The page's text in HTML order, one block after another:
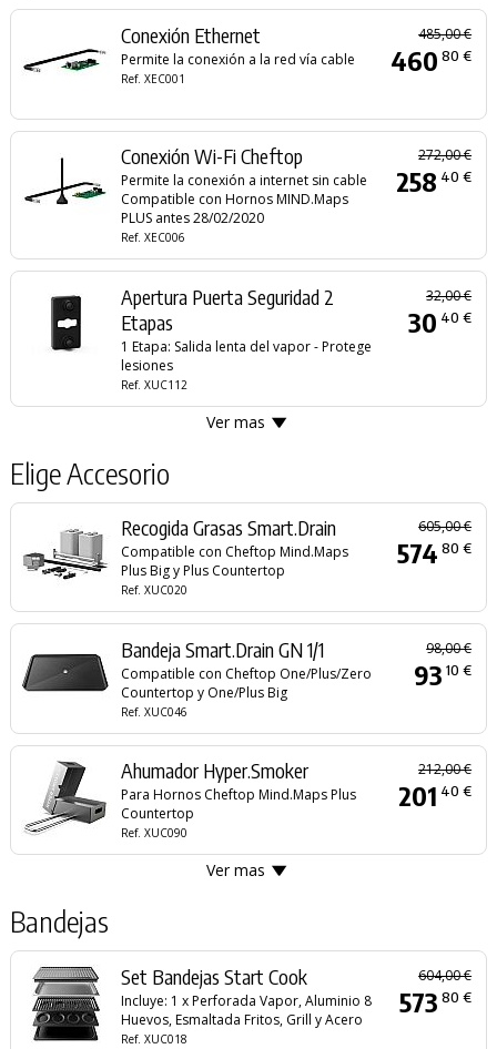
Conexión Ethernet
Permite la conexión a la red vía cable
Ref. XEC001
485,00 €
460 80 €
Conexión Wi-Fi Cheftop
Permite la conexión a internet sin cable
Compatible con Hornos MIND.Maps
PLUS antes 28/02/2020
Ref. XEC006
272,00 €
258 40 €
Apertura Puerta Seguridad 2
Etapas
1 Etapa: Salida lenta del vapor - Protege
lesiones
Ref. XUC112
32,00 €
30 40 €
Ver mas
Elige Accesorio
Recogida Grasas Smart.Drain
Compatible con Cheftop Mind.Maps
Plus Big y Plus Countertop
Ref. XUC020
605,00 €
574 80 €
Bandeja Smart.Drain GN 1/1
Compatible con Cheftop One/Plus/Zero
Countertop y One/Plus Big
Ref. XUC046
98,00 €
93 10 €
Ahumador Hyper.Smoker
Para Hornos Cheftop Mind.Maps Plus
Countertop
Ref. XUC090
212,00 €
201 40 €
Ver mas
Bandejas
Set Bandejas Start Cook
Incluye: 1 x Perforada Vapor, Aluminio 8
Huevos, Esmaltada Fritos, Grill y Acero
Ref. XUC018
604,00 €
573 80 €